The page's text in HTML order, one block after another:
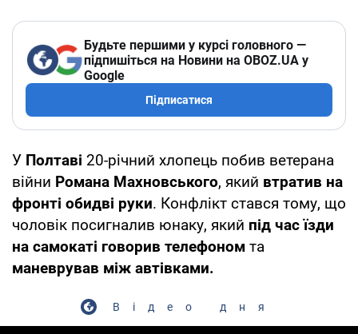
Будьте першими у курсі головного —
підпишіться на Новини на OBOZ.UA у
Google
Підписатися
У Полтаві 20-річний хлопець побив ветерана
війни Романа Махновського, який втратив на
фронті обидві руки. Конфлікт стався тому, що
чоловік посигналив юнаку, який під час їзди
на самокаті говорив телефоном та
маневрував між автівками.
Відео дня